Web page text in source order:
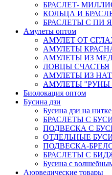
БРАСЛЕТ-
КОЛЬЦА И
БРАСЛЕТЫ С ПИ
Амулеты оптом
АМУЛЕТ ОТ
АМУЛЕТЫ
АМУЛЕТЫ ИЗ
ЛОВЦЫ СЧАСТЬЯ
АМУЛЕТЫ ИЗ
АМУЛЕТЫ
Биолокация оптом
Бусина дзи
Бусина дзи на
БРАСЛЕТЫ С
ПОДВЕСКА С
ОТДЕЛЬНЫЕ
ПОДВЕСКА-
БРАСЛЕТЫ С
Бусина с
Аюрведические товары